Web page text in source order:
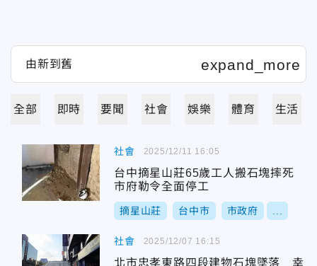
全部 即時 要聞 社會 娛樂 體育 生活
社會
台中摘星山莊65歲工人搬石塊摔死
市府勒令全面停工
摘星山莊 台中市 市政府
2025/12/11 16:05
社會
北市忠孝東路四段建物石塊墜落 幸
2025/12/07 16:15